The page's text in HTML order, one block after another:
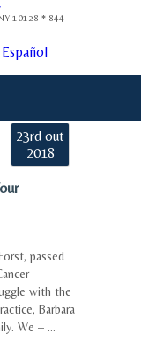
10128 * 844-
Español
23rd out
2018
passed
with the
Barbara
We – ...